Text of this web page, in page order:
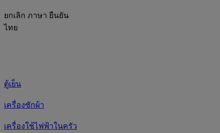
ยกเลิก ภาษา ยืนยัน
ไทย
ตู้เย็น
เครื่องซักผ้า
เครื่องใช้ไฟฟ้าในครัว